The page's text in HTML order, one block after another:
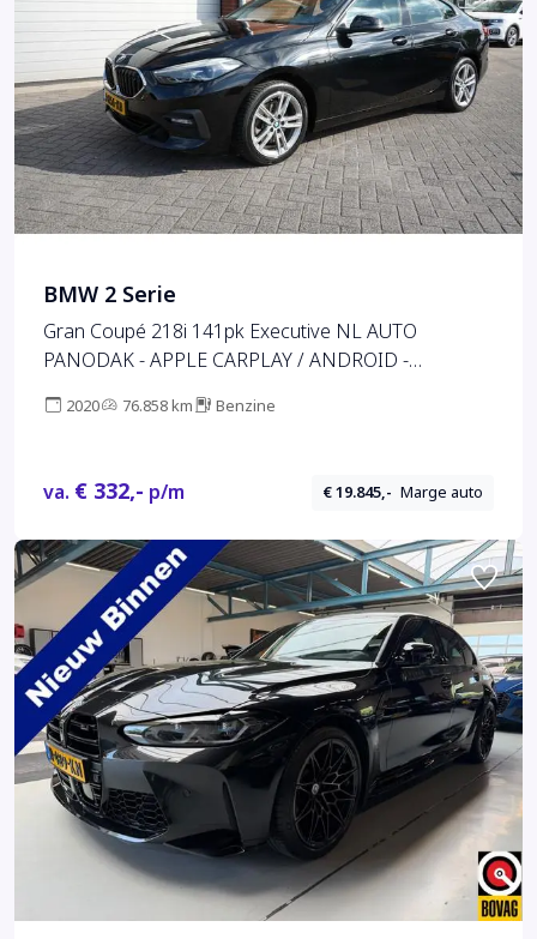
BMW 2 Serie
Gran Coupé 218i 141pk Executive NL AUTO
PANODAK - APPLE CARPLAY / ANDROID -
V+A - DAB+ - CLIMATE - CRUISE - NAVI - 17" LMV -
2020 76.858 km Benzine
va. € 332,- p/m € 19.845,- Marge auto